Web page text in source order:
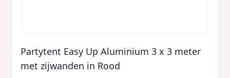
Partytent Easy Up Aluminium 3 x 3 meter
met zijwanden in Rood